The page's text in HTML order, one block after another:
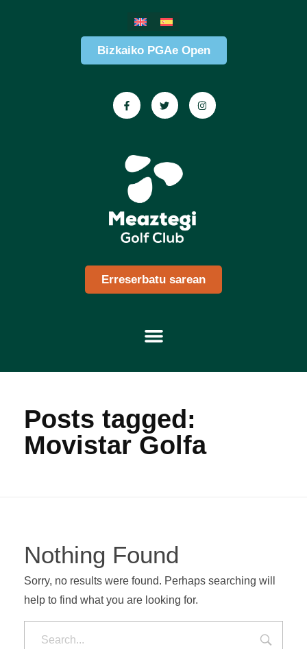
Bizkaiko PGAe Open
Erreserbatu sarean
Posts tagged:
Movistar Golfa
Nothing Found
Sorry, no results were found. Perhaps searching will
help to find what you are looking for.